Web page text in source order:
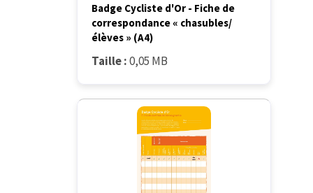
Badge Cycliste d'Or - Fiche de
correspondance « chasubles/
élèves » (A4)
Taille :0,05 MB